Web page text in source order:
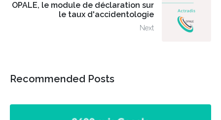
OPALE, le module de déclaration sur
le taux d'accidentologie
Next
Recommended Posts